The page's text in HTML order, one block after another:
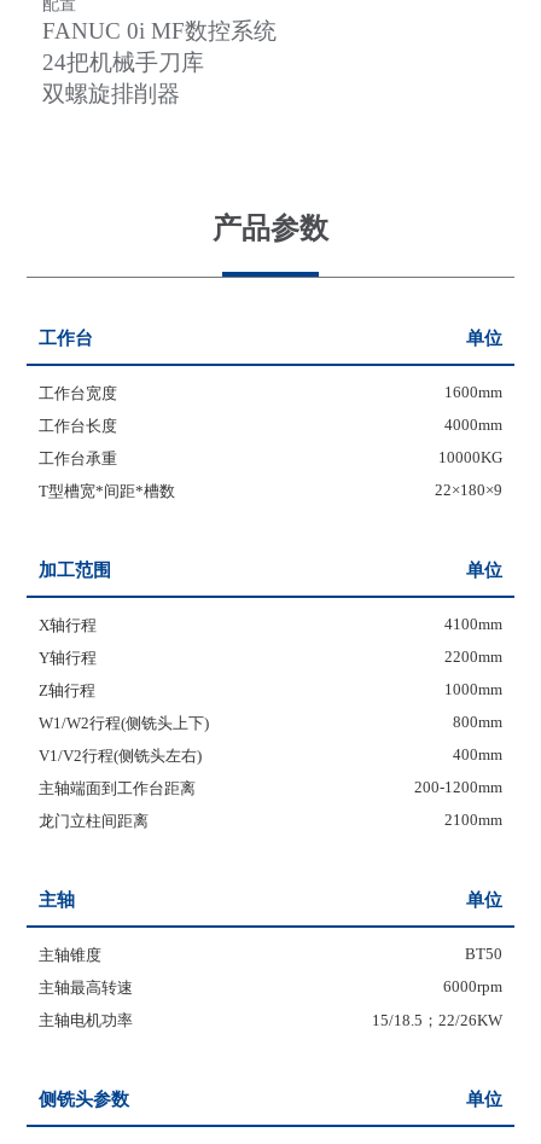
配置
FANUC 0i MF数控系统
24把机械手刀库
双螺旋排削器
产品参数
工作台 单位
工作台宽度
1600mm
工作台长度
4000mm
工作台承重
10000KG
T型槽宽*间距*槽数
22×180×9
加工范围 单位
X轴行程
4100mm
Y轴行程
2200mm
Z轴行程
1000mm
W1/W2行程(侧铣头上下)
800mm
V1/V2行程(侧铣头左右)
400mm
主轴端面到工作台距离
200-1200mm
龙门立柱间距离
2100mm
主轴 单位
主轴锥度
BT50
主轴最高转速
6000rpm
主轴电机功率
15/18.5；22/26KW
侧铣头参数 单位